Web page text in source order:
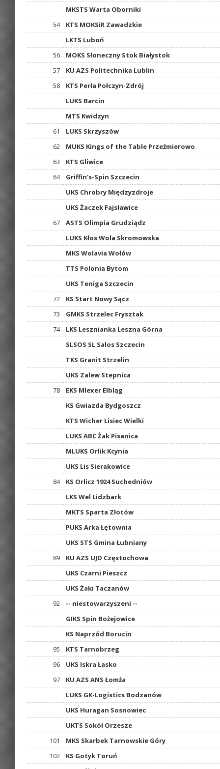
MKSTS Warta Oborniki
54
KTS MOKSiR Zawadzkie
LKTS Luboń
56
MOKS Słoneczny Stok Białystok
57
KU AZS Politechnika Lublin
58
KTS Perła Połczyn-Zdrój
LUKS Barcin
MTS Kwidzyn
61
LUKS Skrzyszów
62
MUKS Kings of the Table Przeźmierowo
63
KTS Gliwice
64
Griffin's-Spin Szczecin
UKS Chrobry Międzyzdroje
UKS Żaczek Fajsławice
67
ASTS Olimpia Grudziądz
LUKS Kłos Wola Skromowska
MKS Wolavia Wołów
TTS Polonia Bytom
UKS Teniga Szczecin
72
KS Start Nowy Sącz
73
GMKS Strzelec Frysztak
74
LKS Lesznianka Leszna Górna
SLSOS SL Salos Szczecin
TKS Granit Strzelin
UKS Zalew Stepnica
78
EKS Mlexer Elbląg
KS Gwiazda Bydgoszcz
KTS Wicher Lisiec Wielki
LUKS ABC Żak Pisanica
MLUKS Orlik Kcynia
UKS Lis Sierakowice
84
KS Orlicz 1924 Suchedniów
LKS Wel Lidzbark
MKTS Sparta Złotów
PUKS Arka Łętownia
UKS STS Gmina Łubniany
89
KU AZS UJD Częstochowa
UKS Czarni Pieszcz
UKS Żaki Taczanów
92
-- niestowarzyszeni --
GIKS Spin Bożejowice
KS Naprzód Borucin
95
KTS Tarnobrzeg
96
UKS Iskra Łasko
97
KU AZS ANS Łomża
LUKS GK-Logistics Bodzanów
UKS Huragan Sosnowiec
UKTS Sokół Orzesze
101
MKS Skarbek Tarnowskie Góry
102
KS Gotyk Toruń